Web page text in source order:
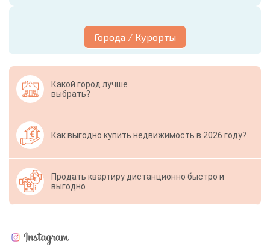
Города / Курорты
Какой город лучше
выбрать?
Как выгодно купить недвижимость в 2026 году?
Продать квартиру дистанционно быстро и
выгодно